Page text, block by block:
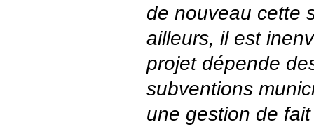
de nouveau cette
ailleurs, il est
projet dépende
subventions
une gestion de